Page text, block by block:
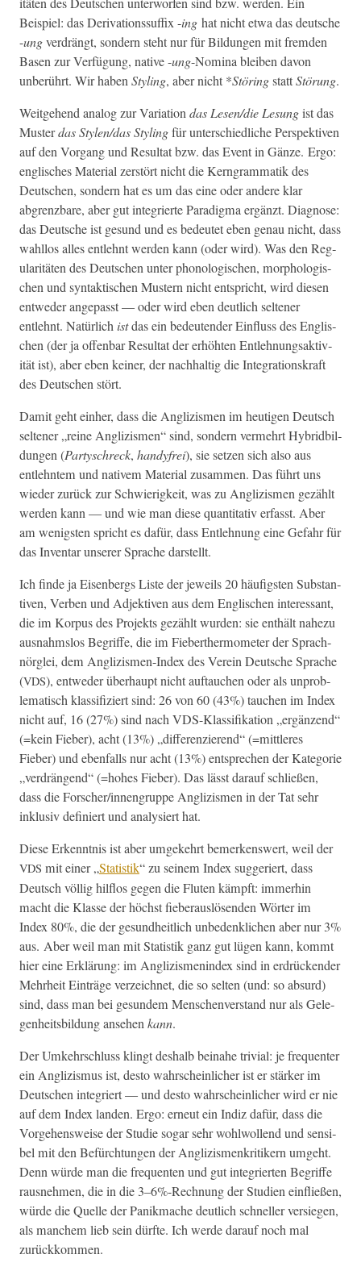
Beispiel: das Deriva­tion­ssuf­fix -ing hat nicht etwa das deutsche
-ungver­drängt, son­dern ste­ht nur für Bil­dun­gen mit frem­den
Basen zur Ver­fü­gung, native -ung-Nom­i­na bleiben davon
unberührt. Wir habenStyling, aber nicht *StöringstattStörung.
Weit­ge­hend ana­log zur Vari­a­tiondas Lesen/die Lesungist das
Musterdas Stylen/das Stylingfür unter­schiedliche Per­spek­tiv­en
auf den Vor­gang und Resul­tat bzw. das Event in Gänze. Ergo:
englis­ches Mate­r­i­al zer­stört nicht die Kern­gram­matik des
Deutschen, son­dern hat es um das eine oder andere klar
abgrenzbare, aber gut inte­gri­erte Par­a­dig­ma ergänzt. Diag­nose:
das Deutsche ist gesund und es bedeutet eben genau nicht, dass
wahl­los alles entlehnt wer­den kann (oder wird). Was den Reg­
u­lar­itäten des Deutschen unter pho­nol­o­gis­chen, mor­phol­o­gis­
chen und syn­tak­tis­chen Mustern nicht entspricht, wird diesen
entwed­er angepasst — oder wird eben deut­lich sel­tener
entlehnt. Natür­lich istdas ein bedeu­ten­der Ein­fluss des Englis­
chen (der ja offen­bar Resul­tat der erhöht­en Entlehnungsak­tiv­
ität ist), aber eben kein­er, der nach­haltig die Inte­gra­tionskraft
des Deutschen stört.
Damit geht ein­her, dass die Anglizis­men im heuti­gen Deutsch
sel­tener „reine Anglizis­men“ sind, son­dern ver­mehrt Hybrid­bil­
dun­gen (Par­tyschreck, handyfrei), sie set­zen sich also aus
entlehn­tem und nativem Mate­r­i­al zusam­men. Das führt uns
wieder zurück zur Schwierigkeit, was zu Anglizis­men gezählt
wer­den kann — und wie man diese quan­ti­ta­tiv erfasst. Aber
am wenig­sten spricht es dafür, dass Entlehnung eine Gefahr für
das Inven­tar unser­er Sprache darstellt.
Ich finde ja Eisen­bergs Liste der jew­eils 20 häu­fig­sten Sub­stan­
tiv­en, Ver­ben und Adjek­tiv­en aus dem Englis­chen inter­es­sant,
die im Kor­pus des Pro­jek­ts gezählt wur­den: sie enthält nahezu
aus­nahm­s­los Begriffe, die im Fieberther­mome­ter der Sprach­
nör­glei, dem Anglizis­men-Index des Vere­in Deutsche Sprache
(VDS), entwed­er über­haupt nicht auf­tauchen oder als unprob­
lema­tisch klas­si­fiziert sind: 26 von 60 (43%) tauchen im Index
nicht auf, 16 (27%) sind nach VDS-Klas­si­fika­tion „ergänzend“
(=kein Fieber), acht (13%) „dif­feren­zierend“ (=mit­tleres
Fieber) und eben­falls nur acht (13%) entsprechen der Kat­e­gorie
„ver­drän­gend“ (=hohes Fieber). Das lässt darauf schließen,
dass die Forscher/innengruppe Anglizis­men in der Tat sehr
inklu­siv definiert und analysiert hat.
Diese Erken­nt­nis ist aber umgekehrt bemerkenswert, weil der
VDS mit ein­er „Sta­tis­tik“ zu seinem Index sug­geriert, dass
Deutsch völ­lig hil­f­los gegen die Fluten kämpft: immer­hin
macht die Klasse der höchst fieber­aus­lösenden Wörter im
Index 80%, die der gesund­heitlich unbe­den­klichen aber nur 3%
aus. Aber weil man mit Sta­tis­tik ganz gut lügen kann, kommt
hier eine Erk­lärung: im Anglizis­menin­dex sind in erdrück­ender
Mehrheit Ein­träge verze­ich­net, die so sel­ten (und: so absurd)
sind, dass man bei gesun­dem Men­schen­ver­stand nur als Gele­
gen­heits­bil­dung anse­henkann.
Der Umkehrschluss klingt deshalb beina­he triv­ial: je fre­quenter
ein Anglizis­mus ist, desto wahrschein­lich­er ist er stärk­er im
Deutschen inte­gri­ert — und desto wahrschein­lich­er wird er nie
auf dem Index lan­den. Ergo: erneut ein Indiz dafür, dass die
Vorge­hensweise der Studie sog­ar sehr wohlwol­lend und sen­si­
bel mit den Befürch­tun­gen der Anglizis­menkri­tik­ern umge­ht.
Denn würde man die fre­quenten und gut inte­gri­erten Begriffe
raus­nehmen, die in die 3–6%-Rechnung der Stu­di­en ein­fließen,
würde die Quelle der Panikmache deut­lich schneller ver­siegen,
als manchem lieb sein dürfte. Ich werde darauf noch mal
zurückkommen.